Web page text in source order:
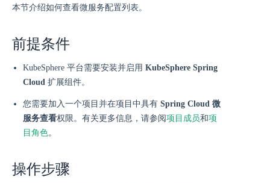
本节介绍如何查看微服务配置列表。
前提条件
KubeSphere 平台需要安装并启用 KubeSphere Spring
Cloud 扩展组件。
您需要加入一个项目并在项目中具有 Spring Cloud 微
服务查看权限。有关更多信息，请参阅项目成员和项
目角色。
操作步骤